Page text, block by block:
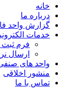
خانه
درباره ما
گزارش واحد
خدمات
فرم ثبت
ارسال
واحد های
منشور اخلاقی
تماس با ما